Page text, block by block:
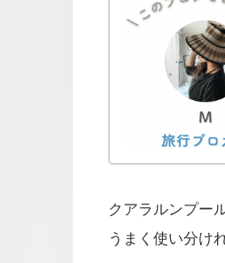
クアラルンプー
うまく使い分け